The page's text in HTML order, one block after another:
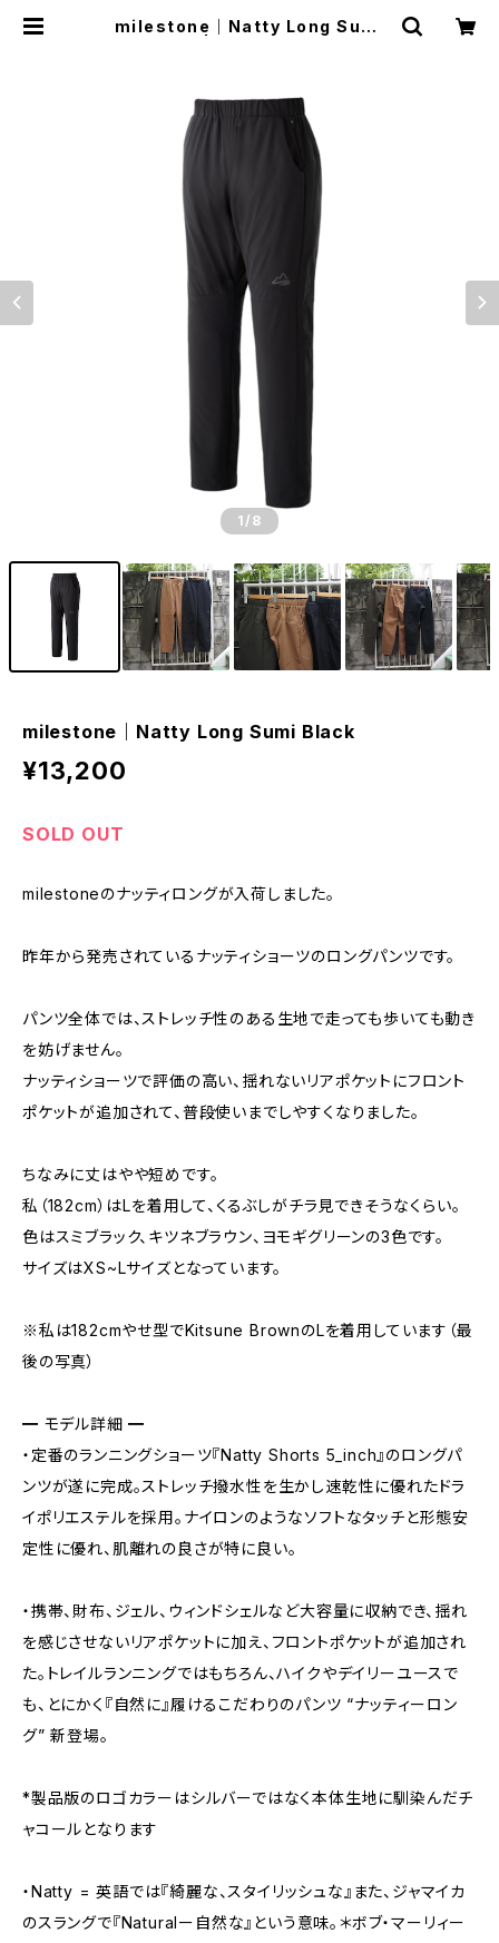
milestone｜Natty Long Sumi
1 /8
milestone｜Natty Long Sumi Black
¥13,200
SOLD OUT
milestoneのナッティロングが入荷しました。
昨年から発売されているナッティショーツのロングパンツです。
パンツ全体では、ストレッチ性のある生地で走っても歩いても動き
を妨げません。
ナッティショーツで評価の高い、揺れないリアポケットにフロント
ポケットが追加されて、普段使いまでしやすくなりました。
ちなみに丈はやや短めです。
私（182cm）はLを着用して、くるぶしがチラ見できそうなくらい。
色はスミブラック、キツネブラウン、ヨモギグリーンの3色です。
サイズはXS~Lサイズとなっています。
※私は182cmやせ型でKitsune BrownのLを着用しています（最
後の写真）
━ モデル詳細 ━
・定番のランニングショーツ『Natty Shorts 5_inch』のロングパ
ンツが遂に完成。ストレッチ撥水性を生かし速乾性に優れたドラ
イポリエステルを採用。ナイロンのようなソフトなタッチと形態安
定性に優れ、肌離れの良さが特に良い。
・携帯、財布、ジェル、ウィンドシェルなど大容量に収納でき、揺れ
を感じさせないリアポケットに加え、フロントポケットが追加され
た。トレイルランニングではもちろん、ハイクやデイリーユースで
も、とにかく『自然に』履けるこだわりのパンツ “ナッティーロン
グ” 新登場。
*製品版のロゴカラーはシルバーではなく本体生地に馴染んだチ
ャコールとなります
・Natty = 英語では『綺麗な、スタイリッシュな』また、ジャマイカ
のスラングで『Naturalー自然な』という意味。＊ボブ・マーリィー